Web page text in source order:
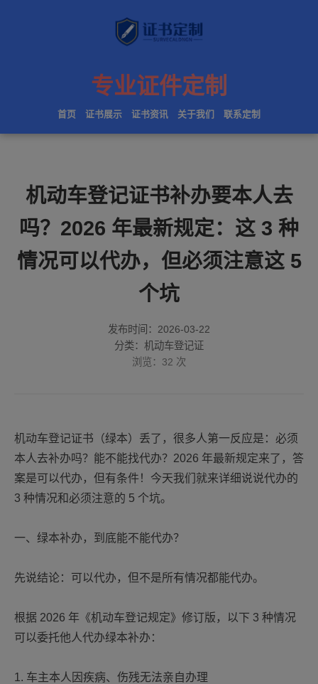
专业证件定制
首页 证书展示 证书资讯 关于我们 联系定制
机动车登记证书补办要本人去
吗？2026 年最新规定：这 3 种
情况可以代办，但必须注意这 5
个坑
发布时间：2026-03-22
分类：机动车登记证
浏览： 32 次
机动车登记证书（绿本）丢了，很多人第一反应是：必须
本人去补办吗？能不能找代办？2026 年最新规定来了，答
案是可以代办，但有条件！今天我们就来详细说说代办的
3 种情况和必须注意的 5 个坑。
一、绿本补办，到底能不能代办？
先说结论：可以代办，但不是所有情况都能代办。
根据 2026 年《机动车登记规定》修订版，以下 3 种情况
可以委托他人代办绿本补办：
1. 车主本人因疾病、伤残无法亲自办理